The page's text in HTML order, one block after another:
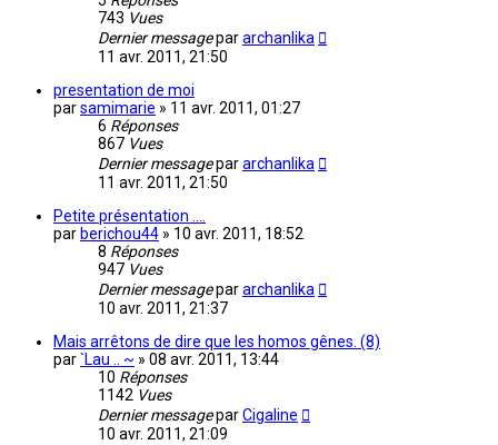
743 Vues
Dernier messagepararchanlika
11 avr. 2011, 21:50
presentation de moi
parsamimarie » 11 avr. 2011, 01:27
6 Réponses
867 Vues
Dernier messagepararchanlika
11 avr. 2011, 21:50
Petite présentation ....
par berichou44 » 10 avr. 2011, 18:52
8 Réponses
947 Vues
Dernier messagepararchanlika
10 avr. 2011, 21:37
Mais arrêtons de dire que les homos gênes. (8)
par`Lau .. ~ » 08 avr. 2011, 13:44
10 Réponses
1142 Vues
Dernier messageparCigaline
10 avr. 2011, 21:09